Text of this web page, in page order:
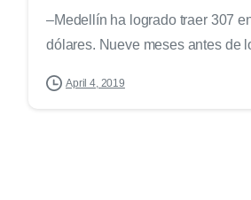
–Medellín ha logrado traer 307
dólares. Nueve meses antes de
April 4, 2019